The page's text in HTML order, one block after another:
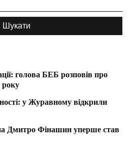
голова БЕБ розповів про
року
у Журавному відкрили
Дмитро Фінашин уперше став